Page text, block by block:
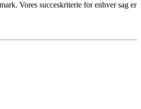
Vores succeskriterie for enhver sag er